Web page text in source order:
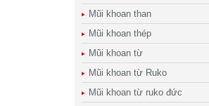
Mũi khoan than
Mũi khoan thép
Mũi khoan từ
Mũi khoan từ Ruko
Mũi khoan từ ruko đức